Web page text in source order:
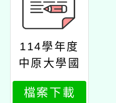
114學年度
中原大學國
際經營與貿
易學系碩士
檔案下載